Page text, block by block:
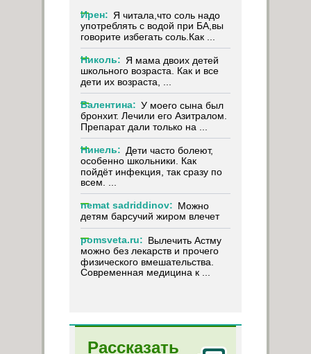
Ирен: Я читала,что соль надо
употреблять с водой при БА,вы
говорите избегать соль.Как ...
Николь: Я мама двоих детей
школьного возраста. Как и все
дети их возраста, ...
Валентина: У моего сына был
бронхит. Лечили его Азитралом.
Препарат дали только на ...
Нинель: Дети часто болеют,
особенно школьники. Как
пойдёт инфекция, так сразу по
всем. ...
nemat sadriddinov: Можно
детям барсучий жиром влечет
pomsveta.ru: Вылечить Астму
можно без лекарств и прочего
физического вмешательства.
Современная медицина к ...
Рассказать